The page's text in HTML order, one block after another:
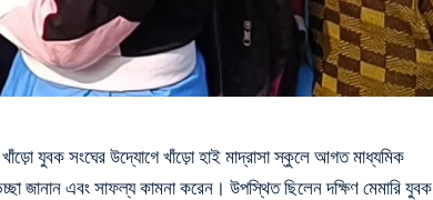
খাঁড়ো যুবক সংঘের উদ্যোগে খাঁড়ো হাই মাদ্রাসা স্কুলে আগত মাধ্যমিক
জানান এবং সাফল্য কামনা করেন। উপস্থিত ছিলেন দক্ষিণ মেমারি যুবক